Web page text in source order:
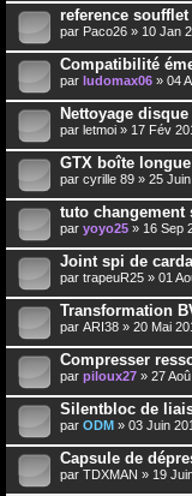
reference soufflet
par Paco26 » 10 Jan
Compatibilité
par ludomax06 » 04
Nettoyage
par letmoi » 17 Fév
GTX boîte longue
par cyrille 89 » 25
tuto changement
par yoyo25 » 16 Sep
Joint spi de
par trapeuR25 » 01
Transformation
par ARI38 » 20 Mai
Compresser
par piloux27 » 27
Silentbloc de
par ODM » 03 Juin
Capsule de
par TDXMAN » 19